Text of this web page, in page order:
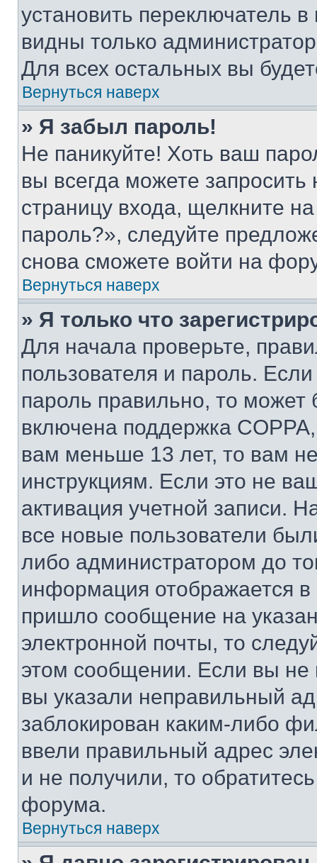
установить переключатель
видны только
Для всех остальных вы
Вернуться наверх
» Я забыл пароль!
Не паникуйте! Хоть ваш
вы всегда можете
страницу входа, щелкните
пароль?», следуйте
снова сможете войти на
Вернуться наверх
» Я только что
Для начала проверьте,
пользователя и пароль.
пароль правильно, то может
включена поддержка
вам меньше 13 лет, то вам
инструкциям. Если это не
активация учетной записи.
все новые пользователи
либо администратором до
информация отображается
пришло сообщение на
электронной почты, то
этом сообщении. Если вы
вы указали неправильный
заблокирован каким-либо
ввели правильный адрес
и не получили, то
форума.
Вернуться наверх